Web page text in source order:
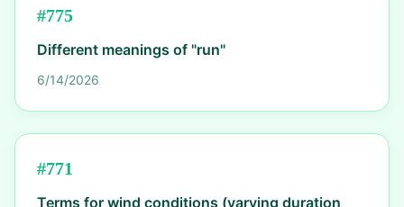
#775
Different meanings of "run"
6/14/2026
#771
Terms for wind conditions (varying duration